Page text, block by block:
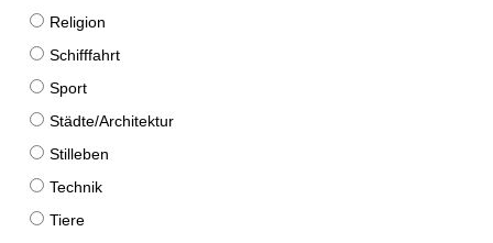
Religion
Schifffahrt
Sport
Städte/Architektur
Stilleben
Technik
Tiere